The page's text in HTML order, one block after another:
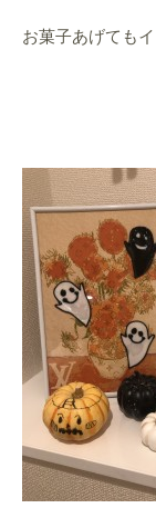
お菓子あげても